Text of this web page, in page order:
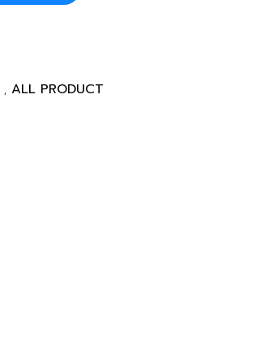
, ALL PRODUCT